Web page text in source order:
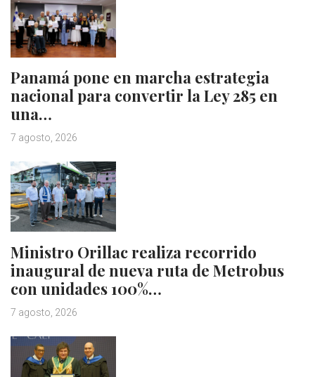
Panamá pone en marcha estrategia
nacional para convertir la Ley 285 en
una…
7 agosto, 2026
Ministro Orillac realiza recorrido
inaugural de nueva ruta de Metrobus
con unidades 100%…
7 agosto, 2026